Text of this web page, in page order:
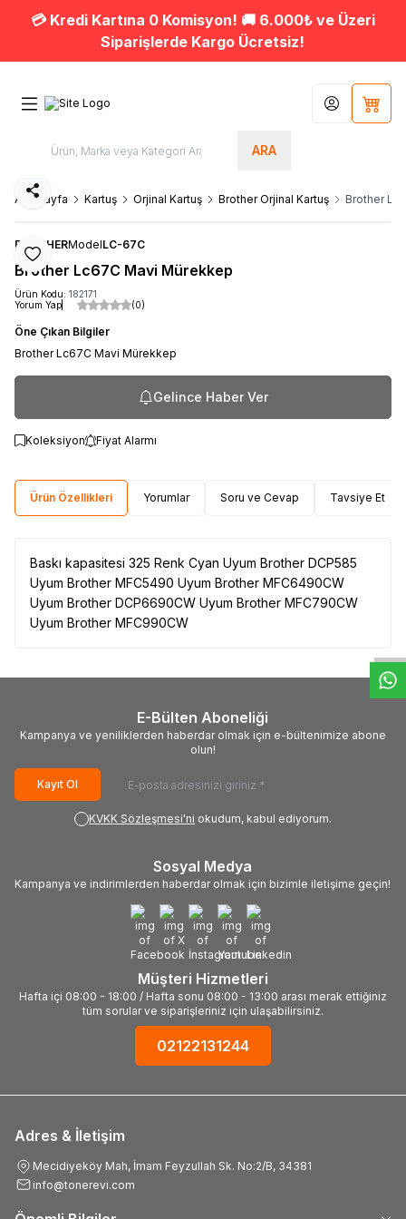
💳 Kredi Kartına 0 Komisyon! 🚚 6.000₺ ve Üzeri
Siparişlerde Kargo Ücretsiz!
ARA
Hesabım
Ana Sayfa Kartuş Orjinal Kartuş Brother Orjinal Kartuş Brother
Favoriye Ekle
Paylaş
BROTHERModelLC-67C
Brother Lc67C Mavi Mürekkep
Ürün Kodu: 182171
Yorum Yap
(0)
Öne Çıkan Bilgiler
Brother Lc67C Mavi Mürekkep
Gelince Haber Ver
Koleksiyon Fiyat Alarmı
Ürün Özellikleri Yorumlar Soru ve Cevap Tavsiye Et
Baskı kapasitesi 325 Renk Cyan Uyum Brother DCP585
Uyum Brother MFC5490 Uyum Brother MFC6490CW
Uyum Brother DCP6690CW Uyum Brother MFC790CW
Uyum Brother MFC990CW
E-Bülten Aboneliği
Kampanya ve yeniliklerden haberdar olmak için e-bültenimize abone
olun!
Kayıt Ol
KVKK Sözleşmesi'ni okudum, kabul ediyorum.
Sosyal Medya
Kampanya ve indirimlerden haberdar olmak için bizimle iletişime geçin!
Müşteri Hizmetleri
Hafta içi 08:00 - 18:00 / Hafta sonu 08:00 - 13:00 arası merak ettiğiniz
tüm sorular ve siparişleriniz için ulaşabilirsiniz.
02122131244
Adres & İletişim
Mecidiyeköy Mah, İmam Feyzullah Sk. No:2/B, 34381
info@tonerevi.com